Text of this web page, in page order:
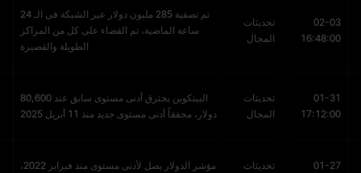
02-03
16:48:00
تحديثات
المجال
تم تصفية 285 مليون دولار عبر الشبكة في الـ 24
ساعة الماضية، تم القضاء على كل من المراكز
الطويلة والقصيرة
01-31
17:12:00
تحديثات
المجال
البيتكوين يخترق أدنى مستوى سابق عند 80,600
دولار، محققاً أدنى مستوى جديد منذ 11 أبريل 2025
01-27
تحديثات
مؤشر الدولار يصل لأدنى مستوى منذ فبراير 2022،